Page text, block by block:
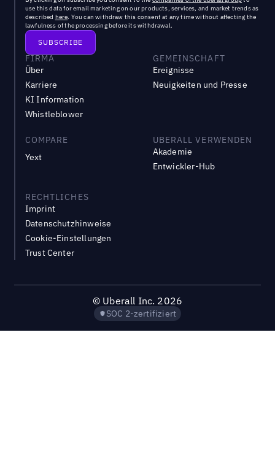
use this data for email marketing on our products, services, and market trends as
described here. You can withdraw this consent at any time without affecting the
lawfulness of the processing before its withdrawal.
FIRMA
Über
Karriere
KI Information
Whistleblower
GEMEINSCHAFT
Ereignisse
Neuigkeiten und Presse
COMPARE
Yext
UBERALL VERWENDEN
Akademie
Entwickler-Hub
RECHTLICHES
Imprint
Datenschutzhinweise
Cookie-Einstellungen
Trust Center
© Uberall Inc. 2026
SOC 2-zertifiziert